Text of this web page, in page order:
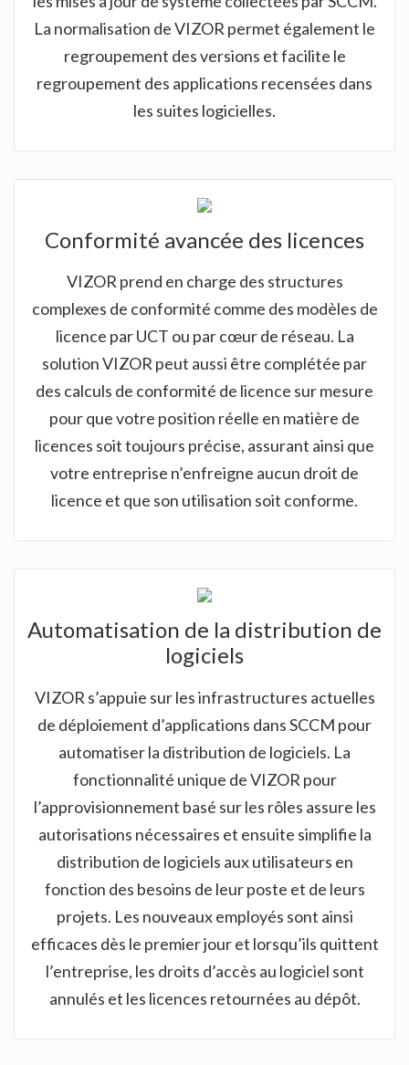
La normalisation de VIZOR permet également le
regroupement des versions et facilite le
regroupement des applications recensées dans
les suites logicielles.
Conformité avancée des licences
VIZOR prend en charge des structures
complexes de conformité comme des modèles de
licence par UCT ou par cœur de réseau. La
solution VIZOR peut aussi être complétée par
des calculs de conformité de licence sur mesure
pour que votre position réelle en matière de
licences soit toujours précise, assurant ainsi que
votre entreprise n’enfreigne aucun droit de
licence et que son utilisation soit conforme.
Automatisation de la distribution de
logiciels
VIZOR s’appuie sur les infrastructures actuelles
de déploiement d’applications dans SCCM pour
automatiser la distribution de logiciels. La
fonctionnalité unique de VIZOR pour
l’approvisionnement basé sur les rôles assure les
autorisations nécessaires et ensuite simplifie la
distribution de logiciels aux utilisateurs en
fonction des besoins de leur poste et de leurs
projets. Les nouveaux employés sont ainsi
efficaces dès le premier jour et lorsqu’ils quittent
l’entreprise, les droits d’accès au logiciel sont
annulés et les licences retournées au dépôt.